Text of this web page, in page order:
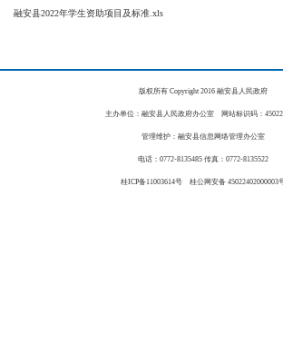
融安县2022年学生资助项目及标准.xls
版权所有 Copyright 2016 融安县人民政府
主办单位：融安县人民政府办公室 网站标识码：
管理维护：融安县信息网络管理办公室
电话：0772-8135485 传真：0772-8135522
桂ICP备11003614号 桂公网安备 45022402000003